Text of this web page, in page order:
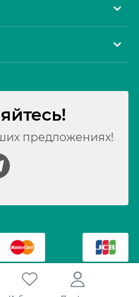
предложениях!
сияние. Все